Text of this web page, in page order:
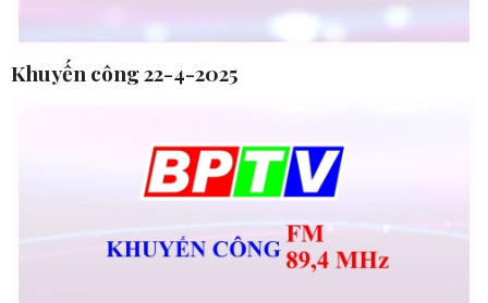
Khuyến công 22-4-2025